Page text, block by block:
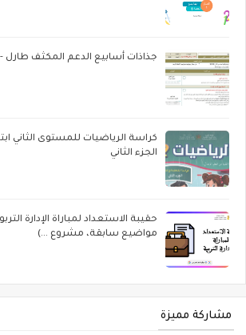
جذاذات أسابيع الدعم المكثف
الجزء الثاني
مواضيع سابقة، مشروع ...)
مشاركة مميزة